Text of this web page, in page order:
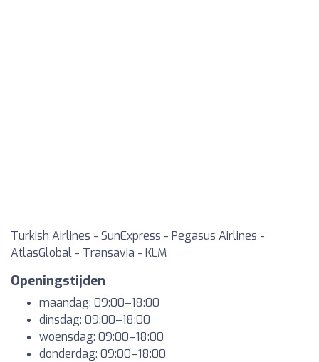
Turkish Airlines - SunExpress - Pegasus Airlines -
AtlasGlobal - Transavia - KLM
Openingstijden
maandag: 09:00–18:00
dinsdag: 09:00–18:00
woensdag: 09:00–18:00
donderdag: 09:00–18:00